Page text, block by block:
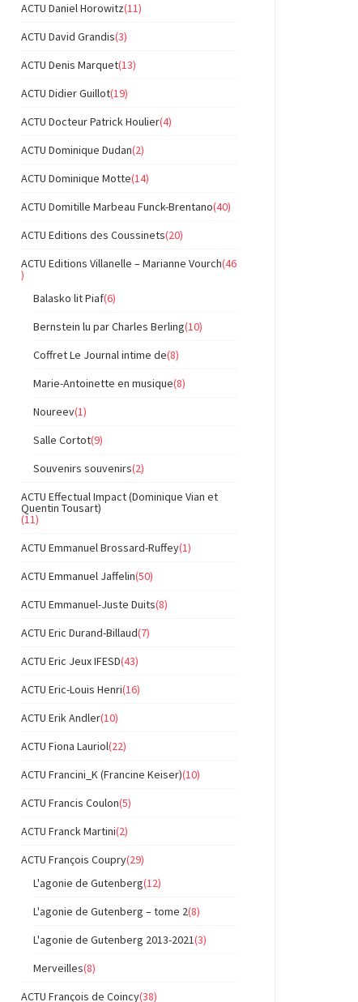
ACTU Daniel Horowitz(11)
ACTU David Grandis(3)
ACTU Denis Marquet(13)
ACTU Didier Guillot(19)
ACTU Docteur Patrick Houlier(4)
ACTU Dominique Dudan(2)
ACTU Dominique Motte(14)
ACTU Domitille Marbeau Funck-Brentano(40)
ACTU Editions des Coussinets(20)
ACTU Editions Villanelle – Marianne Vourch(46
)
Balasko lit Piaf(6)
Bernstein lu par Charles Berling(10)
Coffret Le Journal intime de(8)
Marie-Antoinette en musique(8)
Noureev(1)
Salle Cortot(9)
Souvenirs souvenirs(2)
ACTU Effectual Impact (Dominique Vian et
Quentin Tousart)
(11)
ACTU Emmanuel Brossard-Ruffey(1)
ACTU Emmanuel Jaffelin(50)
ACTU Emmanuel-Juste Duits(8)
ACTU Eric Durand-Billaud(7)
ACTU Eric Jeux IFESD(43)
ACTU Eric-Louis Henri(16)
ACTU Erik Andler(10)
ACTU Fiona Lauriol(22)
ACTU Francini_K (Francine Keiser)(10)
ACTU Francis Coulon(5)
ACTU Franck Martini(2)
ACTU François Coupry(29)
L'agonie de Gutenberg(12)
L'agonie de Gutenberg – tome 2(8)
L'agonie de Gutenberg 2013-2021(3)
Merveilles(8)
ACTU François de Coincy(38)